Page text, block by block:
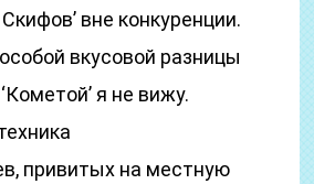
вне конкуренции.
вкусовой разницы
я не вижу.
привитых на местную